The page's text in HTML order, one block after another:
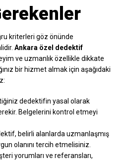
kriterleri göz önünde
Ankara özel dedektif
ve uzmanlık özellikle dikkate
bir hizmet almak için aşağıdaki
dedektifin yasal olarak
Belgelerini kontrol etmeyi
belirli alanlarda uzmanlaşmış
olanını tercih etmelisiniz.
yorumları ve referansları,